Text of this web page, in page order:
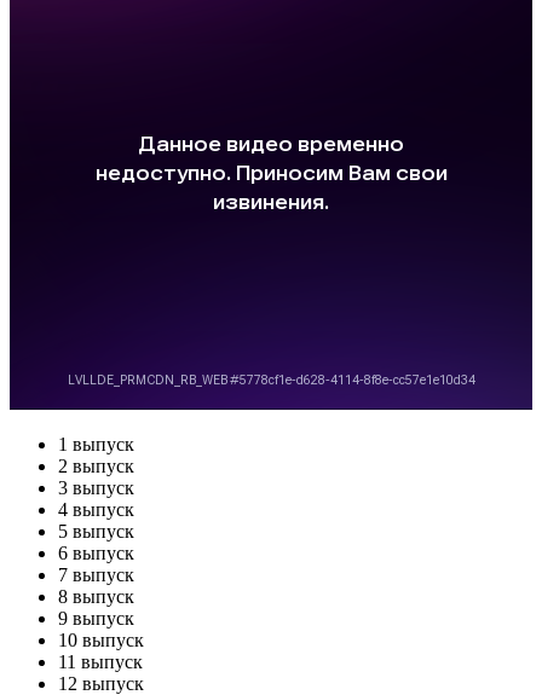
1 выпуск
2 выпуск
3 выпуск
4 выпуск
5 выпуск
6 выпуск
7 выпуск
8 выпуск
9 выпуск
10 выпуск
11 выпуск
12 выпуск